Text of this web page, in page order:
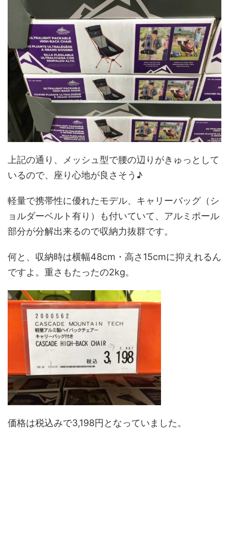
上記の通り、メッシュ型で腰の辺りがきゅっとして
いるので、座り心地が良さそう♪
軽量で携帯性に優れたモデル、キャリーバッグ（シ
ョルダーベルト有り）も付いていて、アルミポール
部分が分解出来るので収納力抜群です。
何と、収納時は横幅48cm・高さ15cmに抑えれるん
ですよ。重さもたったの2kg。
価格は税込みで3,198円となっていました。